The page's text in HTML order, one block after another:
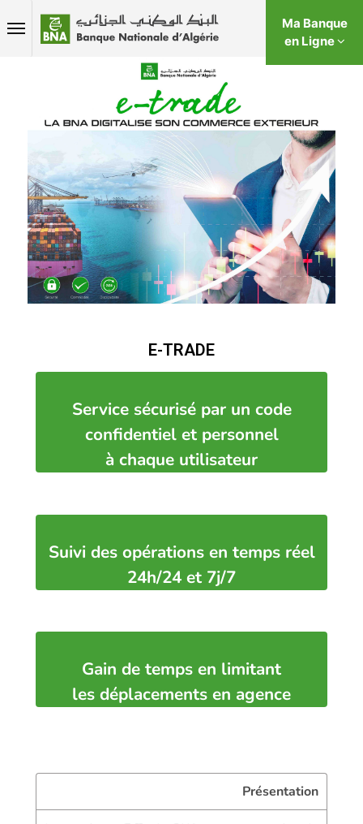
Ma Banque
en Ligne
E-TRADE
Service sécurisé par un code
confidentiel et personnel
à chaque utilisateur
Suivi des opérations en temps réel
24h/24 et 7j/7
Gain de temps en limitant
les déplacements en agence
Présentation